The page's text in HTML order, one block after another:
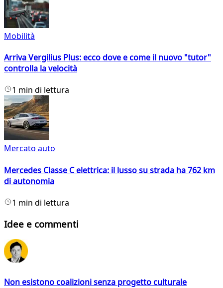
Mobilità
Arriva Vergilius Plus: ecco dove e come il nuovo "tutor"
controlla la velocità
1 min di lettura
Mercato auto
Mercedes Classe C elettrica: il lusso su strada ha 762 km
di autonomia
1 min di lettura
Idee e commenti
Non esistono coalizioni senza progetto culturale